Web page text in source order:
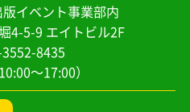
イベント事業部内
4-5-9 エイトビル2F
8435
～17:00）